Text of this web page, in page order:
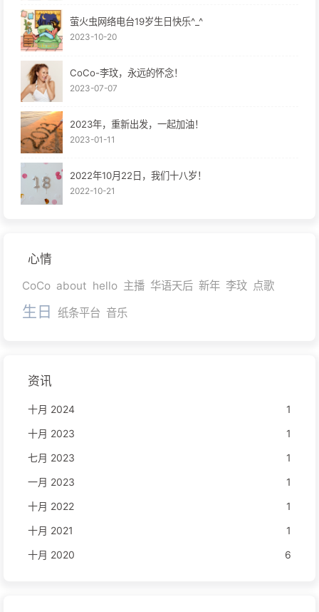
萤火虫网络电台19岁生日快乐^_^
2023-10-20
CoCo-李玟，永远的怀念！
2023-07-07
2023年，重新出发，一起加油！
2023-01-11
2022年10月22日，我们十八岁！
2022-10-21
心情
CoCo about hello 主播 华语天后 新年 李玟 点歌
生日 纸条平台 音乐
资讯
十月 2024
1
十月 2023
1
七月 2023
1
一月 2023
1
十月 2022
1
十月 2021
1
十月 2020
6